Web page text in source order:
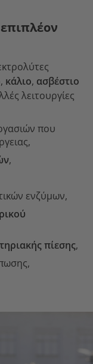
, κάλιο, ασβέστιο
λειτουργίες
που
,
ενζύμων,
πίεσης,